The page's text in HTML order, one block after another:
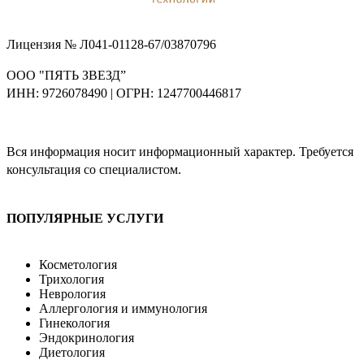
Лицензия № Л041-01128-67/03870796
ООО "ПЯТЬ ЗВЕЗД”
ИНН: 9726078490 | ОГРН: 1247700446817
Вся информация носит информационный характер. Требуется
консультация со специалистом.
ПОПУЛЯРНЫЕ УСЛУГИ
Косметология
Трихология
Неврология
Аллергология и иммунология
Гинекология
Эндокринология
Диетология